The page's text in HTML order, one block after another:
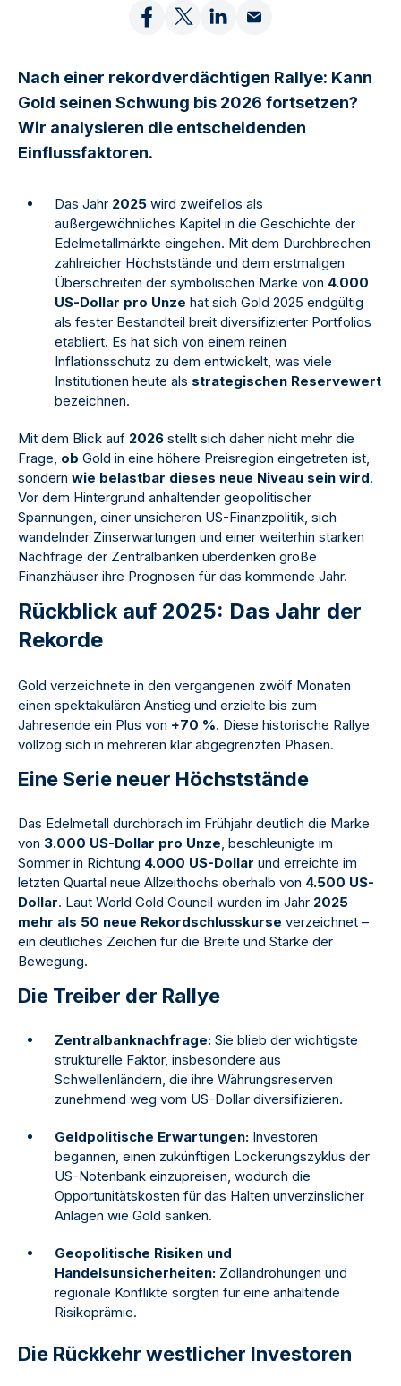
Nach einer rekordverdächtigen Rallye: Kann
Gold seinen Schwung bis 2026 fortsetzen?
Wir analysieren die entscheidenden
Einflussfaktoren.
Das Jahr 2025 wird zweifellos als
außergewöhnliches Kapitel in die Geschichte der
Edelmetallmärkte eingehen. Mit dem Durchbrechen
zahlreicher Höchststände und dem erstmaligen
Überschreiten der symbolischen Marke von 4.000
US-Dollar pro Unze hat sich Gold 2025 endgültig
als fester Bestandteil breit diversifizierter Portfolios
etabliert. Es hat sich von einem reinen
Inflationsschutz zu dem entwickelt, was viele
Institutionen heute als strategischen Reservewert
bezeichnen.
Mit dem Blick auf 2026 stellt sich daher nicht mehr die
Frage, ob Gold in eine höhere Preisregion eingetreten ist,
sondern wie belastbar dieses neue Niveau sein wird.
Vor dem Hintergrund anhaltender geopolitischer
Spannungen, einer unsicheren US-Finanzpolitik, sich
wandelnder Zinserwartungen und einer weiterhin starken
Nachfrage der Zentralbanken überdenken große
Finanzhäuser ihre Prognosen für das kommende Jahr.
Rückblick auf 2025: Das Jahr der
Rekorde
Gold verzeichnete in den vergangenen zwölf Monaten
einen spektakulären Anstieg und erzielte bis zum
Jahresende ein Plus von +70 %. Diese historische Rallye
vollzog sich in mehreren klar abgegrenzten Phasen.
Eine Serie neuer Höchststände
Das Edelmetall durchbrach im Frühjahr deutlich die Marke
von 3.000 US-Dollar pro Unze , beschleunigte im
Sommer in Richtung 4.000 US-Dollar und erreichte im
letzten Quartal neue Allzeithochs oberhalb von 4.500 US-
Dollar. Laut World Gold Council wurden im Jahr 2025
mehr als 50 neue Rekordschlusskurse verzeichnet –
ein deutliches Zeichen für die Breite und Stärke der
Bewegung.
Die Treiber der Rallye
Zentralbanknachfrage: Sie blieb der wichtigste
strukturelle Faktor, insbesondere aus
Schwellenländern, die ihre Währungsreserven
zunehmend weg vom US-Dollar diversifizieren.
Geldpolitische Erwartungen: Investoren
begannen, einen zukünftigen Lockerungszyklus der
US-Notenbank einzupreisen, wodurch die
Opportunitätskosten für das Halten unverzinslicher
Anlagen wie Gold sanken.
Geopolitische Risiken und
Handelsunsicherheiten: Zollandrohungen und
regionale Konflikte sorgten für eine anhaltende
Risikoprämie.
Die Rückkehr westlicher Investoren